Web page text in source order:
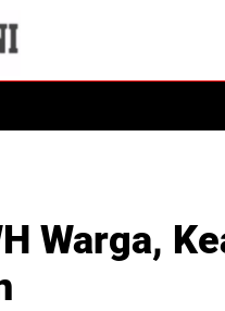
Warga,